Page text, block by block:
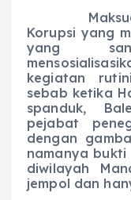
Korupsi yang
yang
kegiatan
sebab ketika
spanduk,
pejabat
dengan
namanya bukti
diwilayah
jempol dan